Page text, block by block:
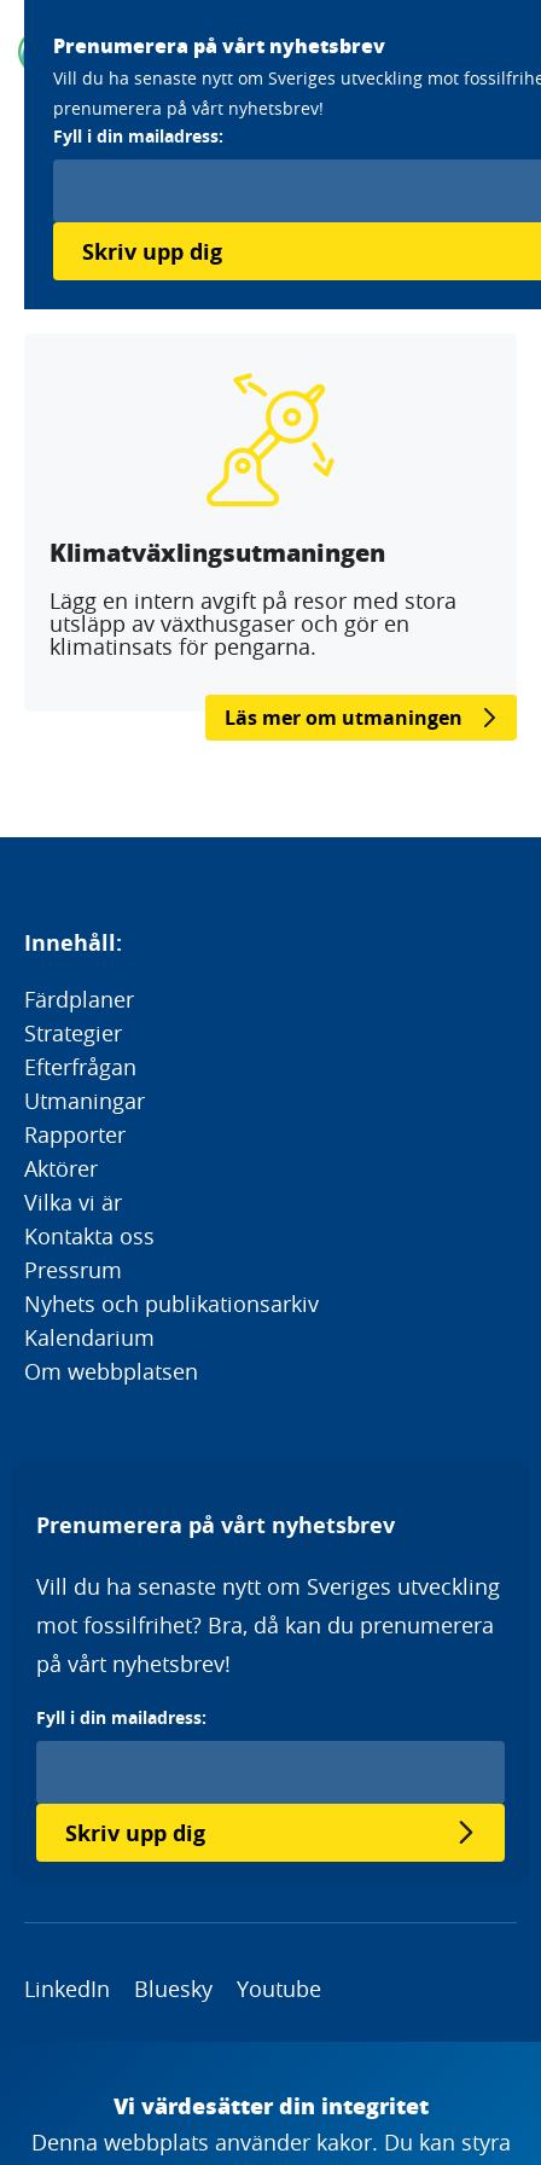
Home Aktörer Eslövs kommun
Eslövs kommun
Läs mer om Eslövs kommuns klimatarbete
Klimatväxlingsutmaningen
Lägg en intern avgift på resor med stora
utsläpp av växthusgaser och gör en
klimatinsats för pengarna.
Läs mer om utmaningen
Innehåll:
Färdplaner
Strategier
Efterfrågan
Utmaningar
Rapporter
Aktörer
Vilka vi är
Kontakta oss
Pressrum
Nyhets och publikationsarkiv
Kalendarium
Om webbplatsen
Prenumerera på vårt nyhetsbrev
Vill du ha senaste nytt om Sveriges utveckling
mot fossilfrihet? Bra, då kan du prenumerera
på vårt nyhetsbrev!
Fyll i din mailadress:
Skriv upp dig
LinkedIn Bluesky Youtube
Prenumerera på vårt nyhetsbrev
Vill du ha senaste nytt om Sveriges utveckling mot
prenumerera på vårt nyhetsbrev!
Fyll i din mailadress:
Skriv upp dig
Vi värdesätter din integritet
Denna webbplats använder kakor. Du kan styra